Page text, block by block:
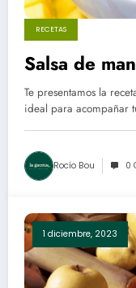
RECETAS
Salsa de
Te presentamos la
ideal para acompañar
Rocío Bou 0
1 diciembre, 2023